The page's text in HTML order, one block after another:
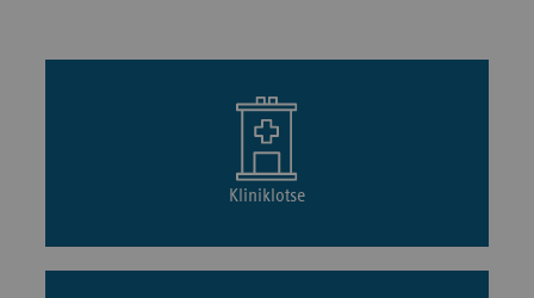
Kliniklotse